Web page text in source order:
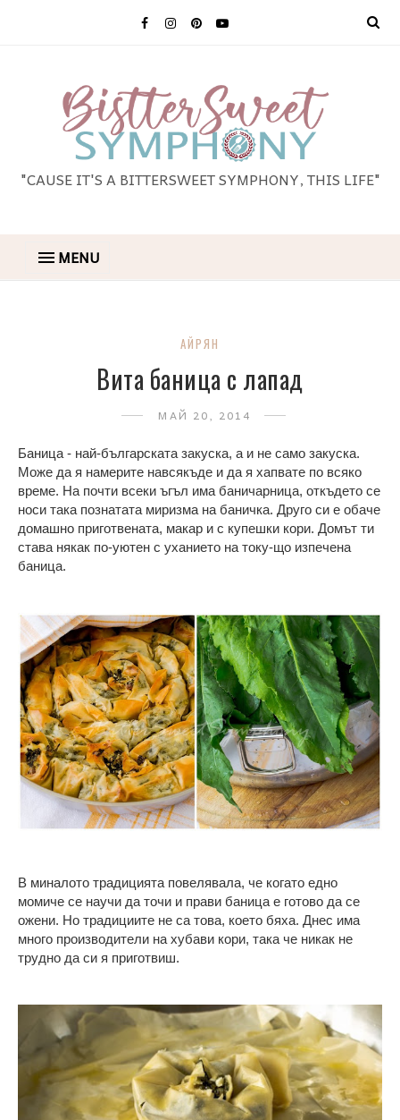
"CAUSE IT'S A BITTERSWEET SYMPHONY, THIS LIFE"
MENU
АЙРЯН
Вита баница с лапад
МАЙ 20, 2014
Баница - най-българската закуска, а и не само закуска.
Може да я намерите навсякъде и да я хапвате по всяко
време. На почти всеки ъгъл има баничарница, откъдето се
носи така познатата миризма на баничка. Друго си е обаче
домашно приготвената, макар и с купешки кори. Домът ти
става някак по-уютен с уханието на току-що изпечена
баница.
В миналото традицията повелявала, че когато едно
момиче се научи да точи и прави баница е готово да се
ожени. Но традициите не са това, което бяха. Днес има
много производители на хубави кори, така че никак не
трудно да си я приготвиш.